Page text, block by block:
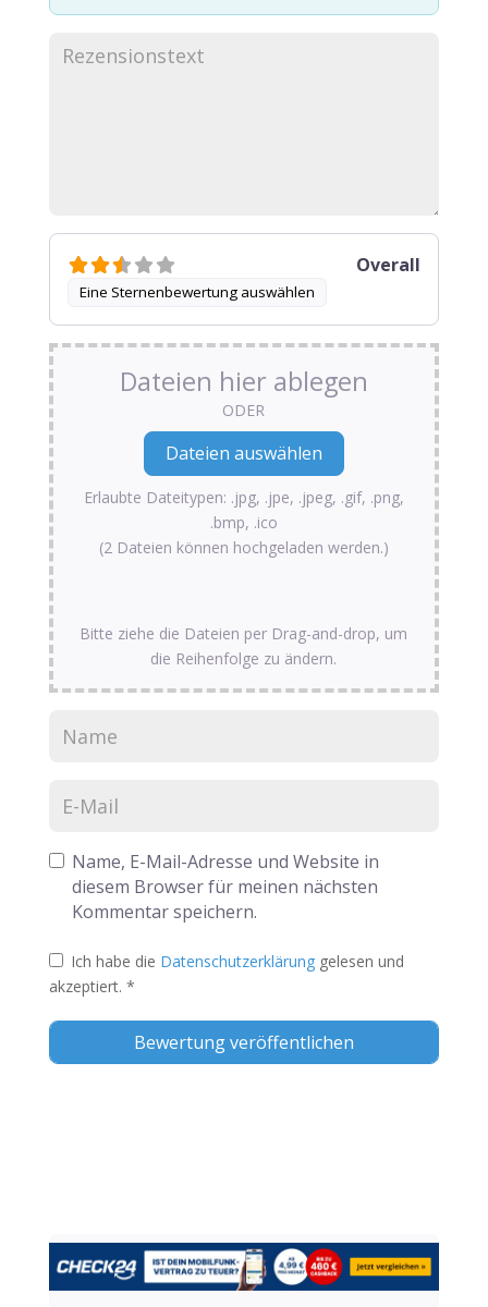
Eine Sternenbewertung auswählen
Overall
Dateien hier ablegen
ODER
Erlaubte Dateitypen: .jpg, .jpe, .jpeg, .gif, .png,
.bmp, .ico
(2 Dateien können hochgeladen werden.)
Bitte ziehe die Dateien per Drag-and-drop, um
die Reihenfolge zu ändern.
Name, E-Mail-Adresse und Website in
diesem Browser für meinen nächsten
Kommentar speichern.
Ich habe die Datenschutzerklärung gelesen und
akzeptiert. *